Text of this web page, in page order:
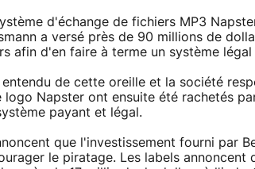
d'échange de fichiers MP3
a versé près de 90 millions de
afin d'en faire à terme un système
de cette oreille et la société
Napster ont ensuite été rachetés
payant et légal.
que l'investissement fourni par
le piratage. Les labels annoncent